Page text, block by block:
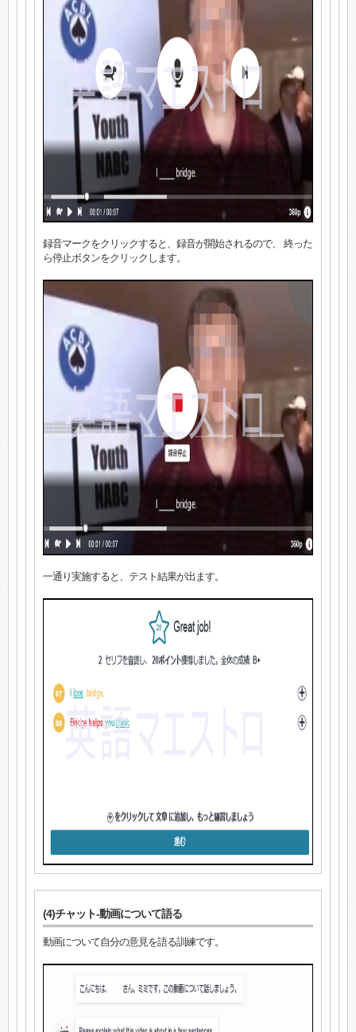
録音マークをクリックすると、録音が開始されるので、 終った
ら停止ボタンをクリックします。
一通り実施すると、テスト結果が出ます。
(4)チャット-動画について語る
動画について自分の意見を語る訓練です。